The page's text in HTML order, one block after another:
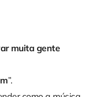
muita gente
”.